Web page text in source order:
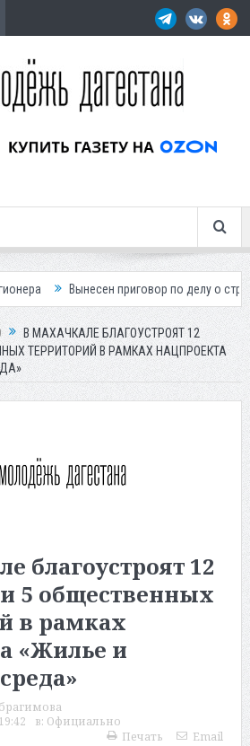
Вынесен приговор по делу о строительстве
В МАХАЧКАЛЕ БЛАГОУСТРОЯТ 12
ТЕРРИТОРИЙ В РАМКАХ НАЦПРОЕКТА
благоустроят 12
5 общественных
в рамках
«Жилье и
в: Официально
Печать
Email